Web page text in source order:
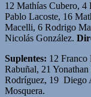
12 Mathías Cubero,
Pablo Lacoste, 16
Macelli, 6 Rodrigo
Nicolás González.
Suplentes: 12
Rabuñal, 21
Rodríguez, 19 Diego
Mosquera.